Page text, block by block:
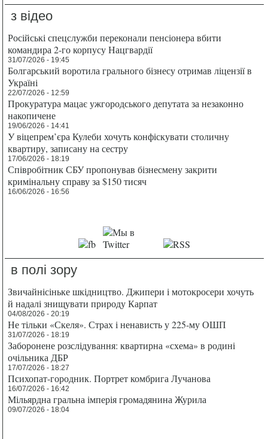
з відео
Російські спецслужби переконали пенсіонера вбити
командира 2-го корпусу Нацгвардії
31/07/2026 - 19:45
Болгарський воротила грального бізнесу отримав ліцензії в
Україні
22/07/2026 - 12:59
Прокуратура мацає ужгородського депутата за незаконно
накопичене
19/06/2026 - 14:41
У віцепрем’єра Кулеби хочуть конфіскувати столичну
квартиру, записану на сестру
17/06/2026 - 18:19
Співробітник СБУ пропонував бізнесмену закрити
кримінальну справу за $150 тисяч
16/06/2026 - 16:56
в полі зору
Звичайнісіньке шкідництво. Джипери і мотокросери хочуть
й надалі знищувати природу Карпат
04/08/2026 - 20:19
Не тільки «Скеля». Страх і ненависть у 225-му ОШП
31/07/2026 - 18:19
Заборонене розслідування: квартирна «схема» в родині
очільника ДБР
17/07/2026 - 18:27
Психопат-городник. Портрет комбрига Лучанова
16/07/2026 - 16:42
Мільярдна гральна імперія громадянина Журила
09/07/2026 - 18:04